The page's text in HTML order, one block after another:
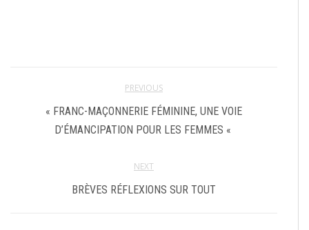
PREVIOUS
« FRANC-MAÇONNERIE FÉMININE, UNE VOIE
D’ÉMANCIPATION POUR LES FEMMES «
NEXT
BRÈVES RÉFLEXIONS SUR TOUT